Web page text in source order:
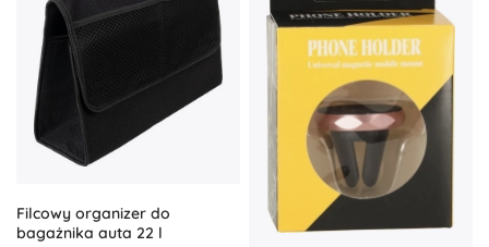
Filcowy organizer do
bagażnika auta 22 l